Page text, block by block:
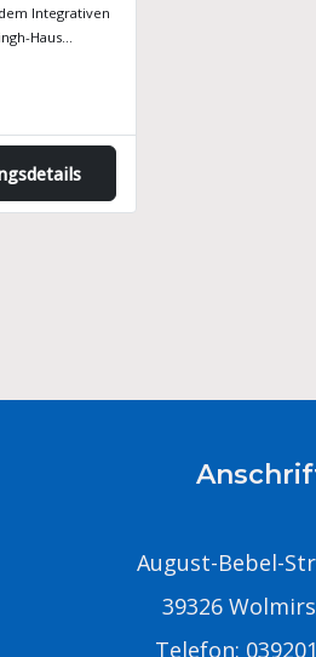
Integrativen
Haus
August-Bebel-
39326
Telefon: